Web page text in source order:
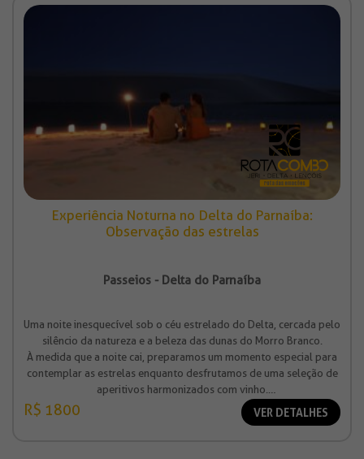
Experiência Noturna no Delta do Parnaíba:
Observação das estrelas
Passeios - Delta do Parnaíba
Uma noite inesquecível sob o céu estrelado do Delta, cercada pelo
silêncio da natureza e a beleza das dunas do Morro Branco.
À medida que a noite cai, preparamos um momento especial para
contemplar as estrelas enquanto desfrutamos de uma seleção de
aperitivos harmonizados com vinho.
Valor à partir de R$ 1.800,00 (por pessoa)
R$ 1800 VER DETALHES